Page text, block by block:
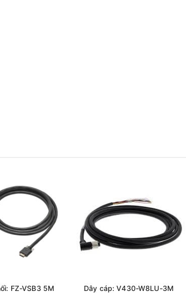
FZ-VSB3 5M Dây cáp: V430-W8LU-3M